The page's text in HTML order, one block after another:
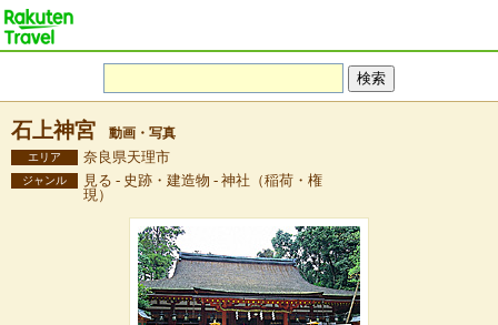
石上神宮 動画・写真
エリア 奈良県天理市
ジャンル
見る - 史跡・建造物 - 神社（稲荷・権
現）